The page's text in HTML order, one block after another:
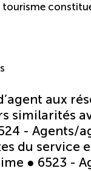
tourisme
aux
similarités
- Agents/
du service
● 6523 -